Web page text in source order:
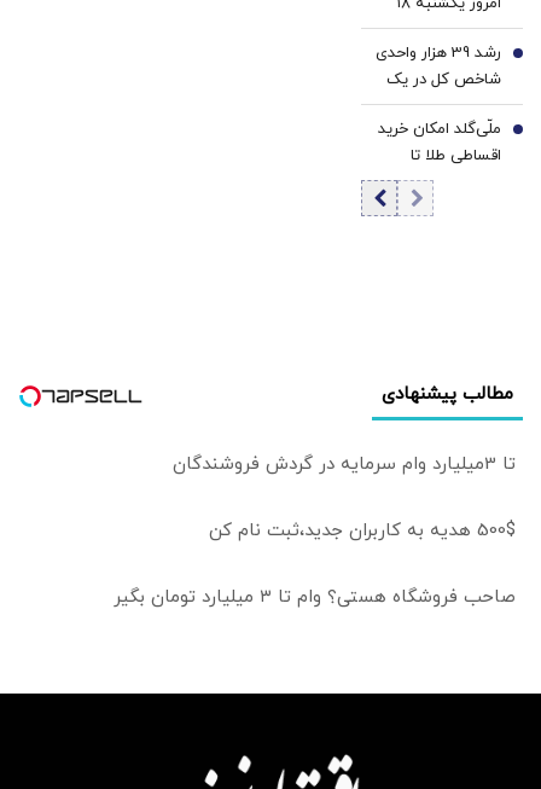
مرداد ۱۴۰۵/کاهش
قیمت طلارشد 39 هزار واحدی
شاخص کل در یک
روز پرعرضه | ارزش
معاملات بورس
همت پول حقیقی
زنگ خطر شد
6
ملّی‌گلد امکان خرید
اقساطی طلا تا
سقف یک میلیارد
تومان را فراهم کرد
7
مطالب پیشنهادی
تا 3میلیارد وام سرمایه در گردش فروشندگان
500$ هدیه به کاربران جدید،ثبت نام کن
صاحب فروشگاه هستی؟ وام تا ۳ میلیارد تومان بگیر